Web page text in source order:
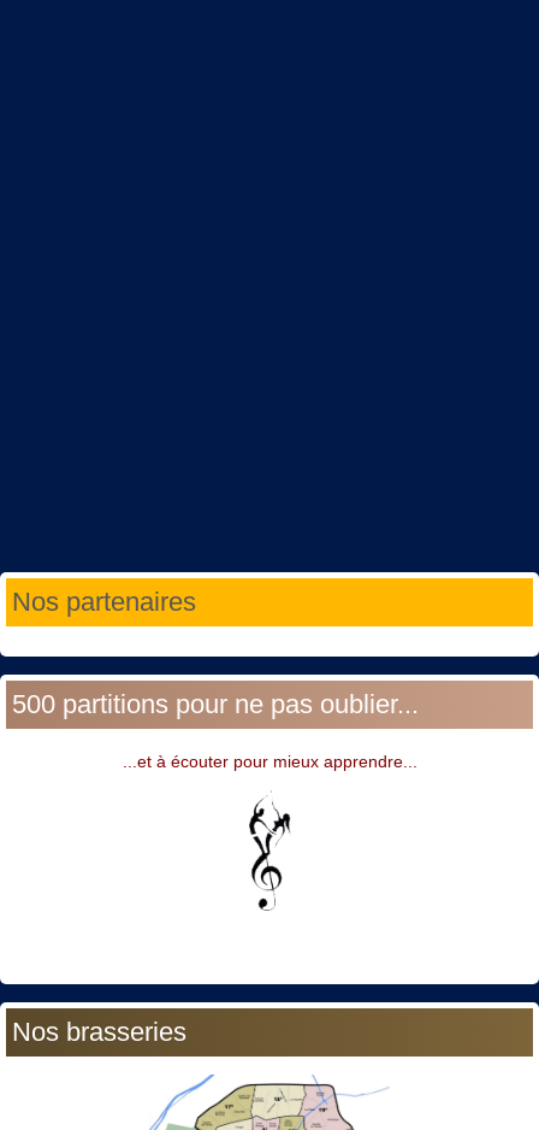
Nos partenaires
500 partitions pour ne pas oublier...
...et à écouter pour mieux apprendre...
Nos brasseries
Année
précédente
Mois
précédent
Année
suivante
Mois
suivant